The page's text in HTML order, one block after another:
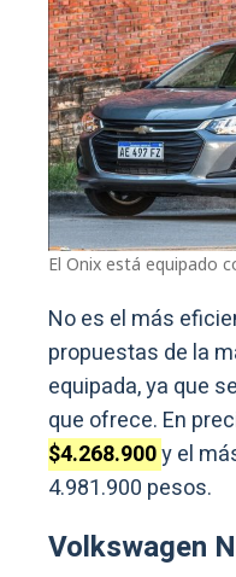
El Onix está equipado
No es el más
propuestas de la
equipada, ya que
que ofrece. En
$4.268.900y el
4.981.900 pesos.
Volkswagen